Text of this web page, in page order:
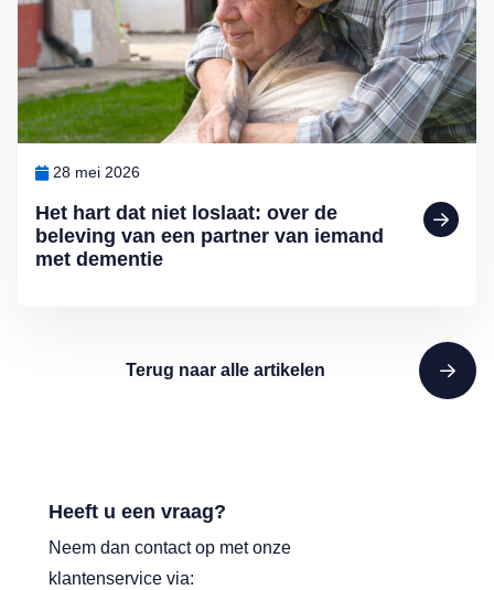
Het hart dat niet loslaat: over de
beleving van een partner van iemand
met dementie
28 mei 2026
Terug naar alle artikelen
Heeft u een vraag?
Neem dan contact op met onze
klantenservice via: